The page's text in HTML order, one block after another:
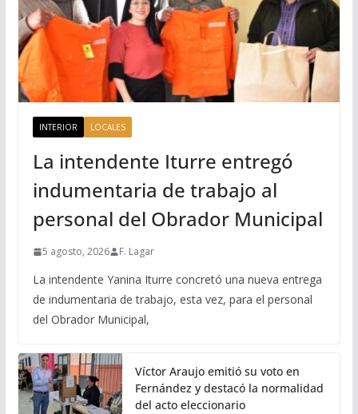
INTERIOR LOCALES
La intendente Iturre entregó
indumentaria de trabajo al
personal del Obrador Municipal
5 agosto, 2026 F. Lagar
La intendente Yanina Iturre concretó una nueva entrega
de indumentaria de trabajo, esta vez, para el personal
del Obrador Municipal,
Víctor Araujo emitió su voto en
Fernández y destacó la normalidad
del acto eleccionario